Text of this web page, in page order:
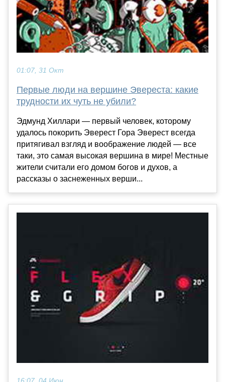
01:07, 31 Окт
Первые люди на вершине Эвереста: какие
трудности их чуть не убили?
Эдмунд Хиллари — первый человек, которому
удалось покорить Эверест Гора Эверест всегда
притягивал взгляд и воображение людей — все
таки, это самая высокая вершина в мире! Местные
жители считали его домом богов и духов, а
рассказы о заснеженных верши...